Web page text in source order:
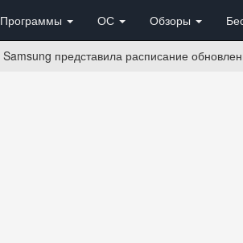
Программы ОС Обзоры
Samsung представила расписание